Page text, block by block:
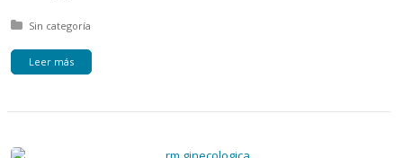
Posted in:
Sin categoría
Leer más